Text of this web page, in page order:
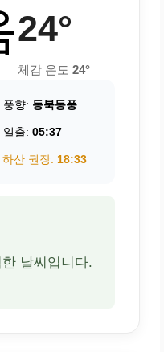
24°
체감 온도 24°
풍향: 동북동풍
일출: 05:37
산 권장: 18:33
날씨입니다.